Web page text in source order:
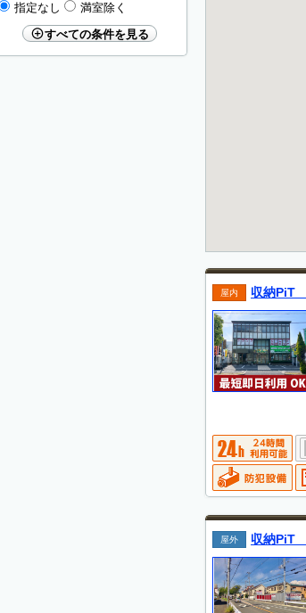
屋内 収納PiT
屋外 収納PiT
指定なし
満室除く
すべての条件を見る